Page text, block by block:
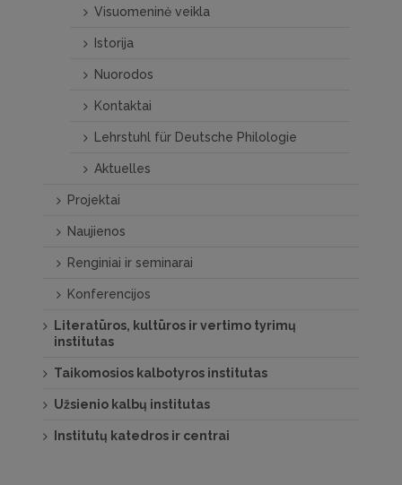
Visuomeninė veikla
Istorija
Nuorodos
Kontaktai
Lehrstuhl für Deutsche Philologie
Aktuelles
Projektai
Naujienos
Renginiai ir seminarai
Konferencijos
Literatūros, kultūros ir vertimo tyrimų
institutas
Taikomosios kalbotyros institutas
Užsienio kalbų institutas
Institutų katedros ir centrai